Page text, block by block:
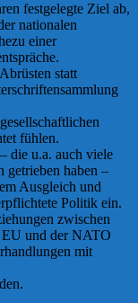
festgelegte Ziel ab,
nationalen
einer
statt
fühlen.
die u.a. auch viele
getrieben haben –
Ausgleich und
Politik ein.
zwischen
EU und der NATO
mit